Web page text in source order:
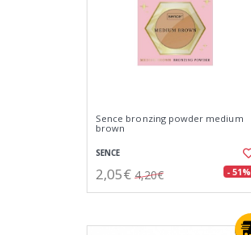
Sence bronzing powder medium
brown
SENCE
2,05€ 4,20€ - 51%